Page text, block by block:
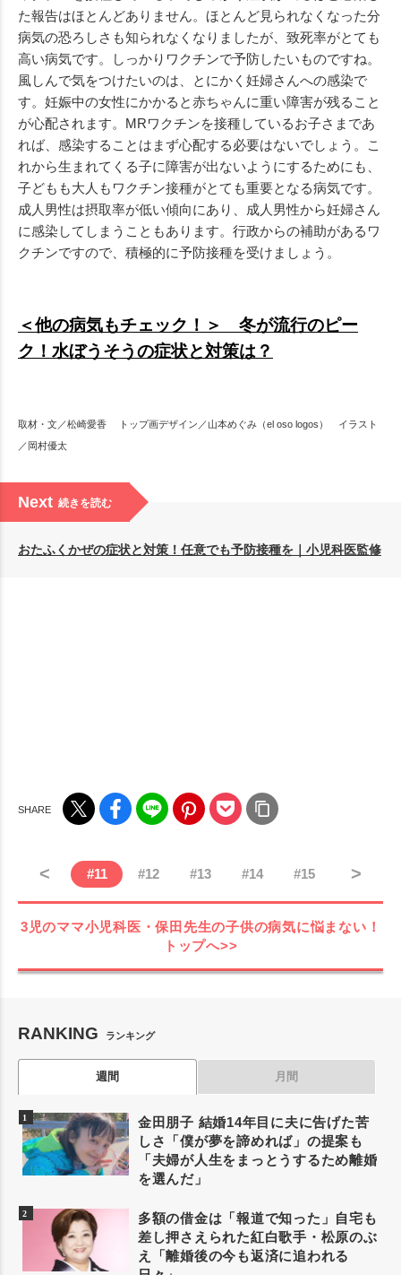
た報告はほとんどありません。ほとんど見られなくなった分
病気の恐ろしさも知られなくなりましたが、致死率がとても
高い病気です。しっかりワクチンで予防したいものですね。
風しんで気をつけたいのは、とにかく妊婦さんへの感染で
す。妊娠中の女性にかかると赤ちゃんに重い障害が残ること
が心配されます。MRワクチンを接種しているお子さまであ
れば、感染することはまず心配する必要はないでしょう。こ
れから生まれてくる子に障害が出ないようにするためにも、
子どもも大人もワクチン接種がとても重要となる病気です。
成人男性は摂取率が低い傾向にあり、成人男性から妊婦さん
に感染してしまうこともあります。行政からの補助があるワ
クチンですので、積極的に予防接種を受けましょう。
＜他の病気もチェック！＞ 冬が流行のピー
ク！水ぼうそうの症状と対策は？
取材・文／松崎愛香 トップ画デザイン／山本めぐみ（el oso logos） イラスト
／岡村優太
Next 続きを読む
おたふくかぜの症状と対策！任意でも予防接種を｜小児科医監修
< #11 #12 #13 #14 #15 >
3児のママ小児科医・保田先生の子供の病気に悩まない！
トップへ>>
RANKING ランキング
週間 月間
金田朋子 結婚14年目に夫に告げた苦
しさ「僕が夢を諦めれば」の提案も
「夫婦が人生をまっとうするため離婚
を選んだ」
多額の借金は「報道で知った」自宅も
差し押さえられた紅白歌手・松原のぶ
え「離婚後の今も返済に追われる